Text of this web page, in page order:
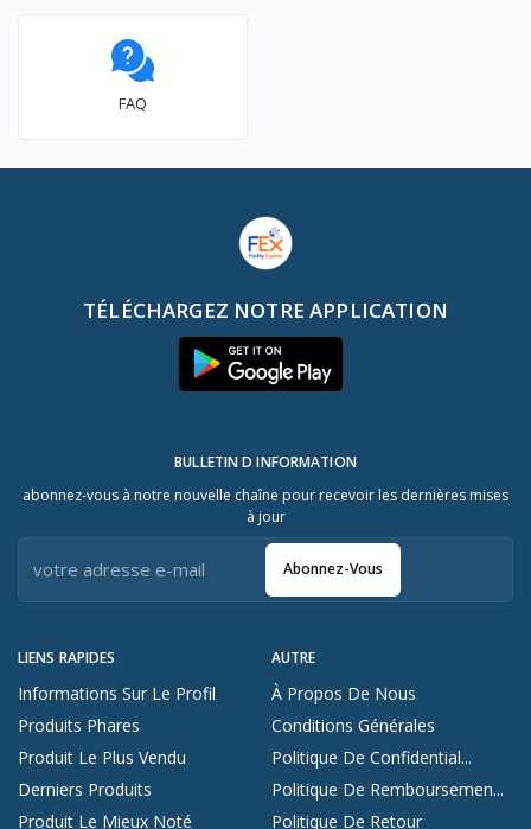
FAQ
TÉLÉCHARGEZ NOTRE APPLICATION
LIENS RAPIDES
Informations Sur Le Profil
Produits Phares
Produit Le Plus Vendu
Derniers Produits
Produit Le Mieux Noté
AUTRE
À Propos De Nous
Conditions Générales
Politique De Confidential...
Politique De Remboursemen...
Politique De Retour
BULLETIN D INFORMATION
abonnez-vous à notre nouvelle chaîne pour recevoir les dernières mises
à jour
Abonnez-Vous